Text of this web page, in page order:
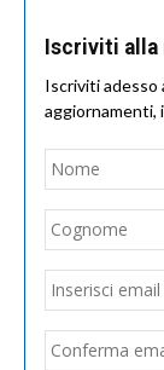
Iscriviti alla
Iscriviti adesso
aggiornamenti,
Nome
Email